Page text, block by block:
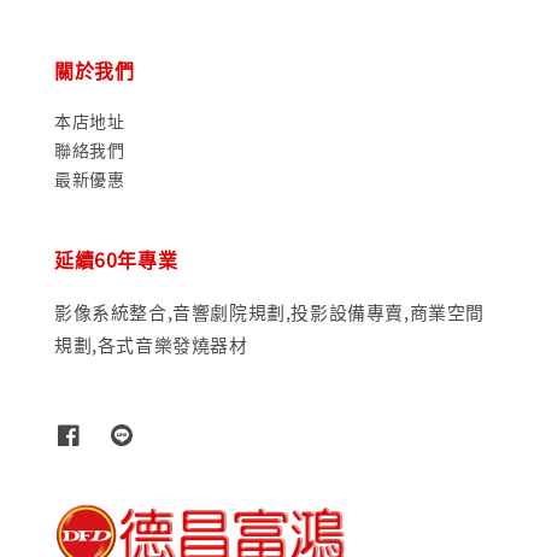
關於我們
本店地址
聯絡我們
最新優惠
延續60年專業
影像系統整合,音響劇院規劃,投影設備專賣,商業空間
規劃,各式音樂發燒器材